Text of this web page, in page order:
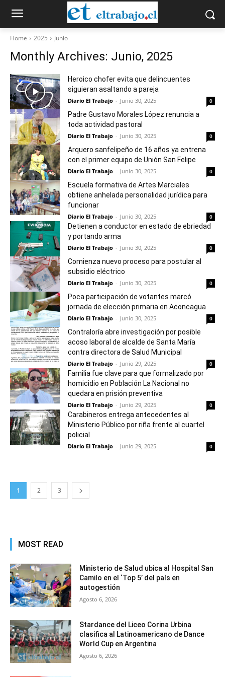
Home 2025 Junio
Monthly Archives: Junio, 2025
Heroico chofer evita que delincuentes
siguieran asaltando a pareja
Diario El Trabajo - Junio 30, 2025 0
Padre Gustavo Morales López renuncia a
toda actividad pastoral
Diario El Trabajo - Junio 30, 2025 0
Arquero sanfelipeño de 16 años ya entrena
con el primer equipo de Unión San Felipe
Diario El Trabajo - Junio 30, 2025 0
Escuela formativa de Artes Marciales
obtiene anhelada personalidad jurídica para
funcionar
Diario El Trabajo - Junio 30, 2025 0
Detienen a conductor en estado de ebriedad
y portando arma
Diario El Trabajo - Junio 30, 2025 0
Comienza nuevo proceso para postular al
subsidio eléctrico
Diario El Trabajo - Junio 30, 2025 0
Poca participación de votantes marcó
jornada de elección primaria en Aconcagua
Diario El Trabajo - Junio 30, 2025 0
Contraloría abre investigación por posible
acoso laboral de alcalde de Santa María
contra directora de Salud Municipal
Diario El Trabajo - Junio 29, 2025 0
Familia fue clave para que formalizado por
homicidio en Población La Nacional no
quedara en prisión preventiva
Diario El Trabajo - Junio 29, 2025 0
Carabineros entrega antecedentes al
Ministerio Público por riña frente al cuartel
policial
Diario El Trabajo - Junio 29, 2025 0
1 2 3
MOST READ
Ministerio de Salud ubica al Hospital San
Camilo en el ‘Top 5’ del país en
autogestión
Agosto 6, 2026
Stardance del Liceo Corina Urbina
clasifica al Latinoamericano de Dance
World Cup en Argentina
Agosto 6, 2026